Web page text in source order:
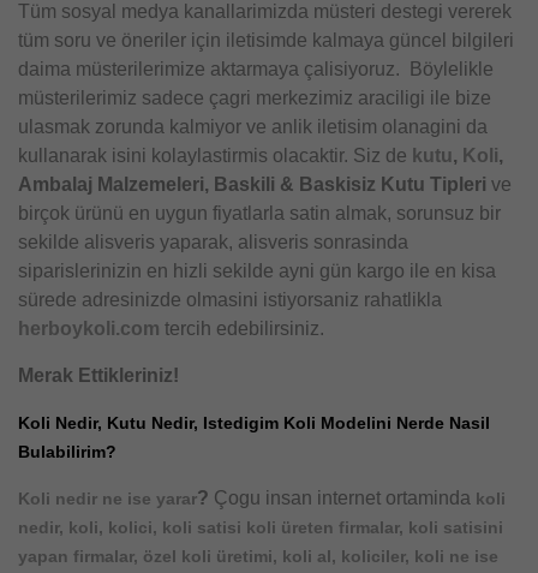
Tüm sosyal medya kanallarimizda müsteri destegi vererek
tüm soru ve öneriler için iletisimde kalmaya güncel bilgileri
daima müsterilerimize aktarmaya çalisiyoruz. Böylelikle
müsterilerimiz sadece çagri merkezimiz araciligi ile bize
ulasmak zorunda kalmiyor ve anlik iletisim olanagini da
kullanarak isini kolaylastirmis olacaktir. Siz de kutu, Koli,
Ambalaj Malzemeleri, Baskili & Baskisiz Kutu Tipleri ve
birçok ürünü en uygun fiyatlarla satin almak, sorunsuz bir
sekilde alisveris yaparak, alisveris sonrasinda
siparislerinizin en hizli sekilde ayni gün kargo ile en kisa
sürede adresinizde olmasini istiyorsaniz rahatlikla
herboykoli.com tercih edebilirsiniz.
Merak Ettikleriniz!
Koli Nedir, Kutu Nedir, Istedigim Koli Modelini Nerde Nasil
Bulabilirim?
Koli nedir ne ise yarar? Çogu insan internet ortaminda koli
nedir, koli, kolici, koli satisi koli üreten firmalar, koli satisini
yapan firmalar, özel koli üretimi, koli al, koliciler, koli ne ise